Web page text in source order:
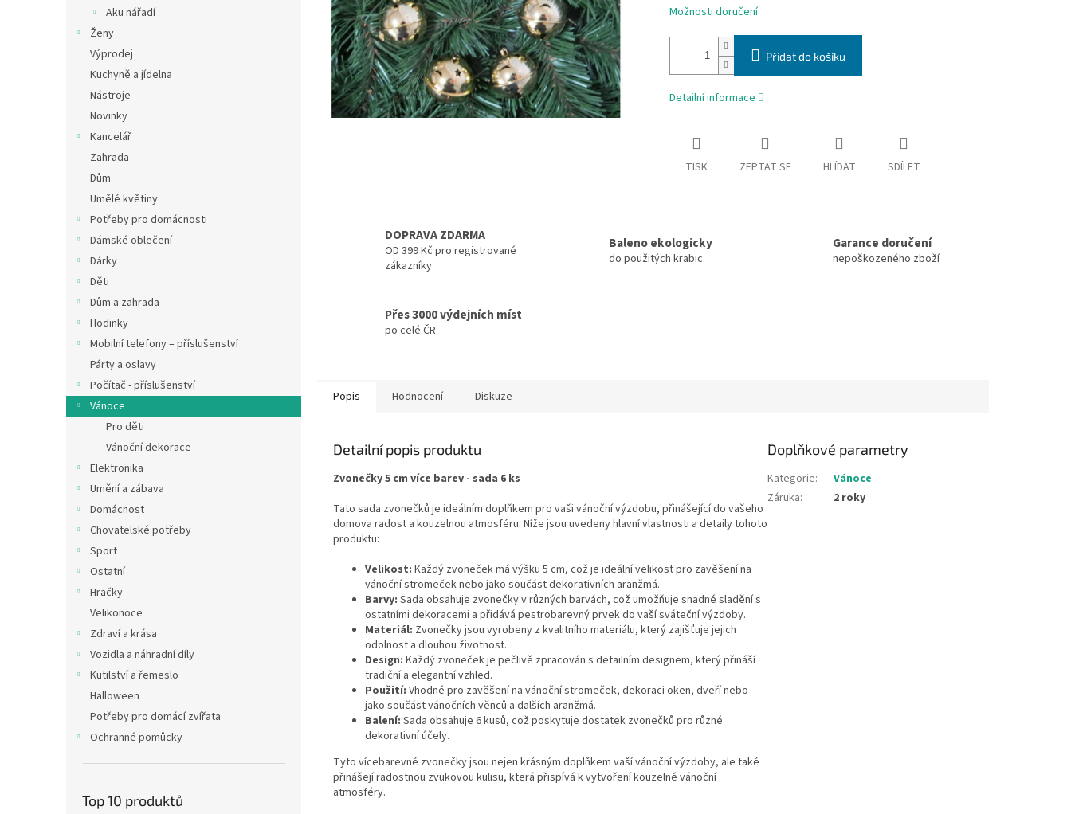
Aku nářadí
Ženy
Výprodej
Kuchyně a jídelna
Nástroje
Novinky
Kancelář
Zahrada
Dům
Umělé květiny
Potřeby pro domácnosti
Dámské oblečení
Dárky
Děti
Dům a zahrada
Hodinky
Mobilní telefony – příslušenství
Párty a oslavy
Počítač - příslušenství
Vánoce
Pro děti
Vánoční dekorace
Elektronika
Umění a zábava
Domácnost
Chovatelské potřeby
Sport
Ostatní
Hračky
Velikonoce
Zdraví a krása
Vozidla a náhradní díly
Kutilství a řemeslo
Halloween
Potřeby pro domácí zvířata
Ochranné pomůcky
Top 10 produktů
Možnosti doručení
Přidat do košíku
Detailní informace
TISK ZEPTAT SE HLÍDAT SDÍLET
DOPRAVA ZDARMA
OD 399 Kč pro registrované
zákazníky
Baleno ekologicky
do použitých krabic
Garance doručení
nepoškozeného zboží
Přes 3000 výdejních míst
po celé ČR
Popis Hodnocení Diskuze
Detailní popis produktu
Zvonečky 5 cm více barev - sada 6 ks
Tato sada zvonečků je ideálním doplňkem pro vaši vánoční výzdobu, přinášející do vašeho
domova radost a kouzelnou atmosféru. Níže jsou uvedeny hlavní vlastnosti a detaily tohoto
produktu:
Velikost: Každý zvoneček má výšku 5 cm, což je ideální velikost pro zavěšení na
vánoční stromeček nebo jako součást dekorativních aranžmá.
Barvy: Sada obsahuje zvonečky v různých barvách, což umožňuje snadné sladění s
ostatními dekoracemi a přidává pestrobarevný prvek do vaší sváteční výzdoby.
Materiál: Zvonečky jsou vyrobeny z kvalitního materiálu, který zajišťuje jejich
odolnost a dlouhou životnost.
Design: Každý zvoneček je pečlivě zpracován s detailním designem, který přináší
tradiční a elegantní vzhled.
Použití: Vhodné pro zavěšení na vánoční stromeček, dekoraci oken, dveří nebo
jako součást vánočních věnců a dalších aranžmá.
Balení: Sada obsahuje 6 kusů, což poskytuje dostatek zvonečků pro různé
dekorativní účely.
Tyto vícebarevné zvonečky jsou nejen krásným doplňkem vaší vánoční výzdoby, ale také
přinášejí radostnou zvukovou kulisu, která přispívá k vytvoření kouzelné vánoční
atmosféry.
Doplňkové parametry
Kategorie:
Vánoce
Záruka: 2 roky